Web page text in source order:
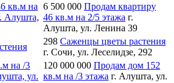
6 500 000 Продам квартиру
46 кв.м на 2/5 этажа г.
Алушта, ул. Ленина 39
298 Саженцы цветы растения
г. Сочи, ул. Леселидзе, 292
120 000 000 Продам дом 152
кв.м на /3 этажа г. Алушта, ул.